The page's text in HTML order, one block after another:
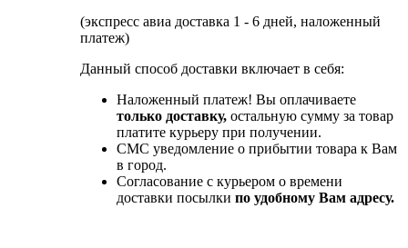
(экспресс авиа доставка 1 - 6 дней, наложенный
платеж)
Данный способ доставки включает в себя:
Наложенный платеж! Вы оплачиваете
только доставку, остальную сумму за товар
платите курьеру при получении.
СМС уведомление о прибытии товара к Вам
в город.
Согласование с курьером о времени
доставки посылки по удобному Вам адресу.